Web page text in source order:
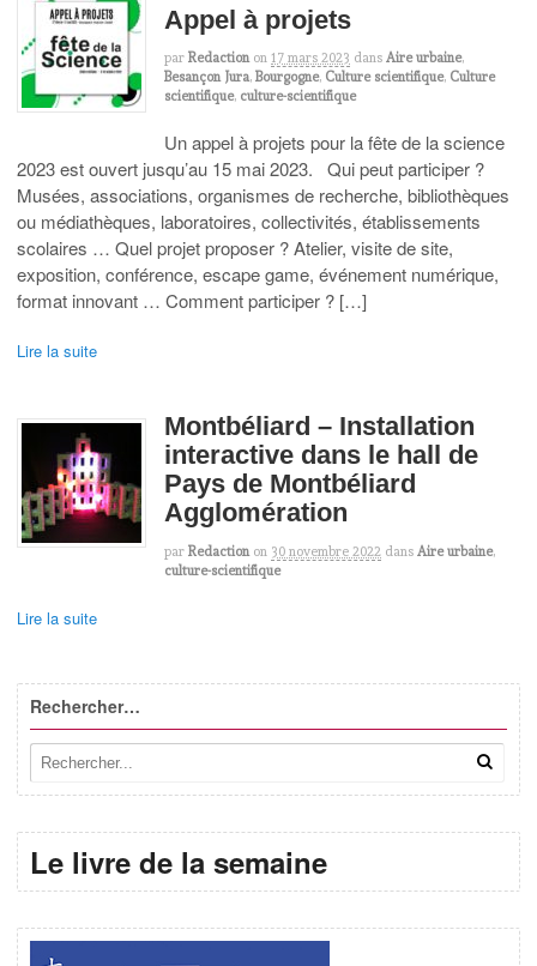
Appel à projets
par Redaction on 17 mars 2023 dans Aire urbaine,
Besançon Jura, Bourgogne, Culture scientifique, Culture
scientifique, culture-scientifique
Un appel à projets pour la fête de la science
2023 est ouvert jusqu’au 15 mai 2023. Qui peut participer ?
Musées, associations, organismes de recherche, bibliothèques
ou médiathèques, laboratoires, collectivités, établissements
scolaires … Quel projet proposer ? Atelier, visite de site,
exposition, conférence, escape game, événement numérique,
format innovant … Comment participer ? […]
Lire la suite
Montbéliard – Installation
interactive dans le hall de
Pays de Montbéliard
Agglomération
par Redaction on 30 novembre 2022 dans Aire urbaine,
culture-scientifique
Lire la suite
Rechercher…
Le livre de la semaine